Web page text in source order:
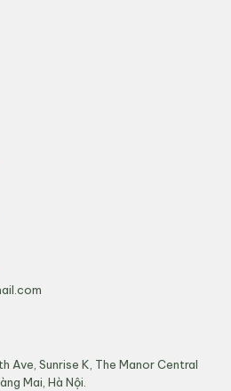
Ave, Sunrise K, The Manor Central
Mai, Hà Nội.